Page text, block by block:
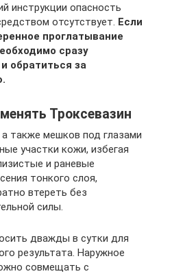
инструкции опасность
отсутствует. Если
проглатывание
сразу
обратиться за
Троксевазин
также мешков под глазами
участки кожи, избегая
и раневые
тонкого слоя,
втереть без
силы.
дважды в сутки для
результата. Наружное
совмещать с